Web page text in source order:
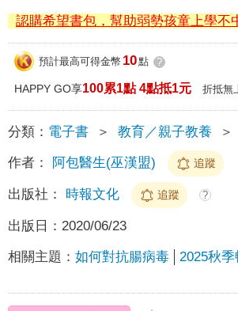
認購希望書包，幫助弱勢孩童上學不
預計最高可得金幣 10點 ?
HAPPY GO享100累1點 4點抵1元 折抵無
分類： 電子書 ＞ 教育／親子教養 ＞
作者： 阿包醫生(巫漢盟) 追蹤
出版社： 時報文化 追蹤 ?
出版日： 2020/06/23
相關主題：如何對抗腸病毒 2025秋